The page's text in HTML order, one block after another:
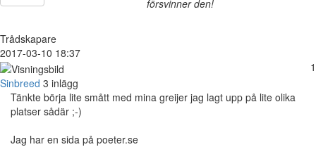
försvinner den!
Trådskapare
2017-03-10 18:37
1
Sinbreed 3 inlägg
Tänkte börja lite smått med mina greijer jag lagt upp på lite olika
platser sådär ;-)
Jag har en sida på poeter.se